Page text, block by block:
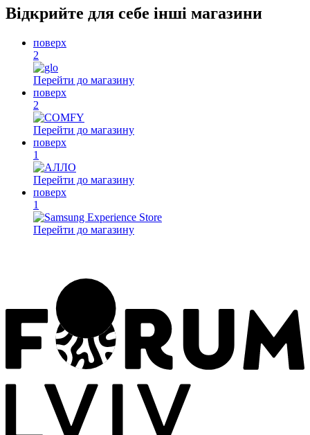
Відкрийте для себе інші магазини
поверх
2
Перейти до магазину
поверх
2
Перейти до магазину
поверх
1
Перейти до магазину
поверх
1
Перейти до магазину